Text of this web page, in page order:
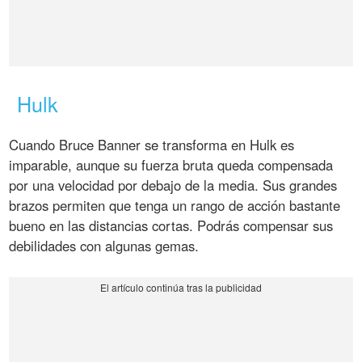
Hulk
Cuando Bruce Banner se transforma en Hulk es
imparable, aunque su fuerza bruta queda compensada
por una velocidad por debajo de la media. Sus grandes
brazos permiten que tenga un rango de acción bastante
bueno en las distancias cortas. Podrás compensar sus
debilidades con algunas gemas.